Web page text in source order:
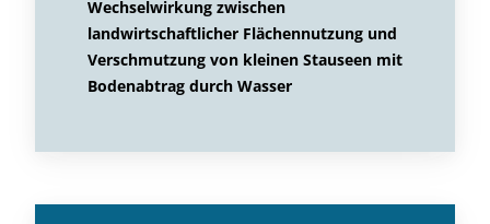
Wechselwirkung zwischen
landwirtschaftlicher Flächennutzung und
Verschmutzung von kleinen Stauseen mit
Bodenabtrag durch Wasser